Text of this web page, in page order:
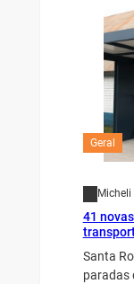
Geral
41
Santa
paradas